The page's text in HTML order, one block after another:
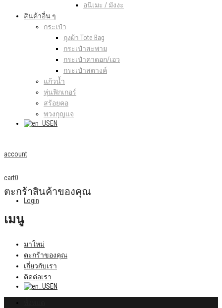
อนิเมะ / มังงะ
สินค้าอื่น ๆ
กระเป๋า
ถุงผ้า Tote Bag
กระเป๋าสะพาย
กระเป๋าคาดอก/เอว
กระเป๋าสตางค์
แก้วน้ำ
หุ่นฟิกเกอร์
สร้อยคอ
พวงกุญแจ
EN
account
Login
cart0
ตะกร้าสินค้าของคุณ
เมนู
มาใหม่
ตะกร้าของคุณ
เกี่ยวกับเรา
ติดต่อเรา
EN